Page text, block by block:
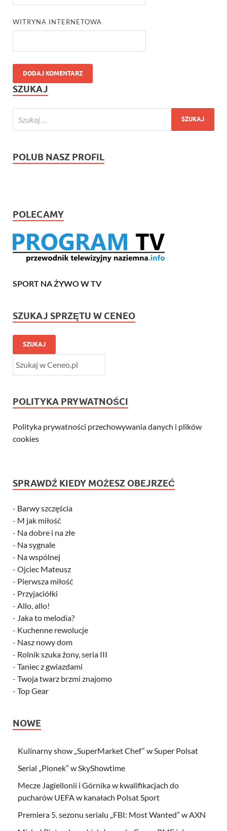
WITRYNA INTERNETOWA
SZUKAJ
POLUB NASZ PROFIL
POLECAMY
SPORT NA ŻYWO W TV
SZUKAJ SPRZĘTU W CENEO
SZUKAJ
POLITYKA PRYWATNOŚCI
Polityka prywatności przechowywania danych i plików
cookies
SPRAWDŹ KIEDY MOŻESZ OBEJRZEĆ
- Barwy szczęścia
- M jak miłość
- Na dobre i na złe
- Na sygnale
- Na wspólnej
- Ojciec Mateusz
- Pierwsza miłość
- Przyjaciółki
- Allo, allo!
- Jaka to melodia?
- Kuchenne rewolucje
- Nasz nowy dom
- Rolnik szuka żony, seria III
- Taniec z gwiazdami
- Twoja twarz brzmi znajomo
- Top Gear
NOWE
Kulinarny show „SuperMarket Chef” w Super Polsat
Serial „Pionek” w SkyShowtime
Mecze Jagiellonii i Górnika w kwalifikacjach do
pucharów UEFA w kanałach Polsat Sport
Premiera 5. sezonu serialu „FBI: Most Wanted” w AXN